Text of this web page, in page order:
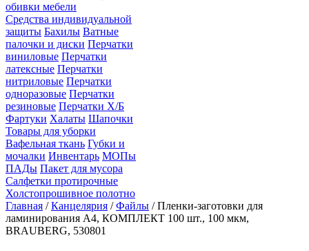
обивки мебели
Средства индивидуальной
защиты Бахилы Ватные
палочки и диски Перчатки
виниловые Перчатки
латексные Перчатки
нитриловые Перчатки
одноразовые Перчатки
резиновые Перчатки Х/Б
Фартуки Халаты Шапочки
Товары для уборки
Вафельная ткань Губки и
мочалки Инвентарь МОПы
ПАДы Пакет для мусора
Салфетки протирочные
Холстопрошивное полотно
Главная /Канцелярия /Файлы / Пленки-заготовки для
ламинирования А4, КОМПЛЕКТ 100 шт., 100 мкм,
BRAUBERG, 530801